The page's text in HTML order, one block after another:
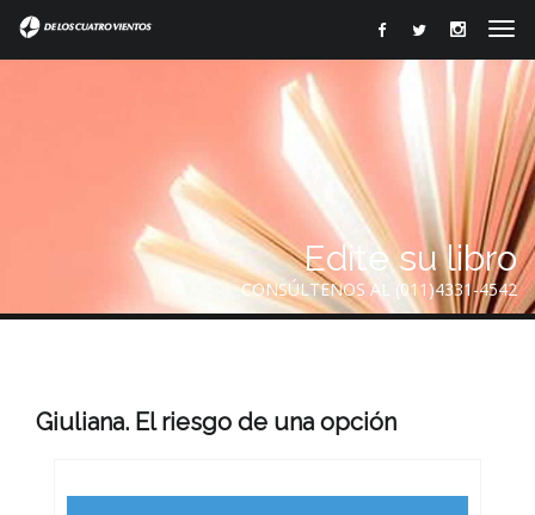
Edite su libro
CONSÚLTENOS AL (011)4331-4542
Giuliana. El riesgo de una opción